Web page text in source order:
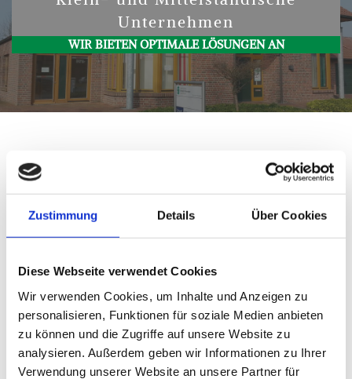
Zustimmung Details Über Cookies
Diese Webseite verwendet Cookies
Wir verwenden Cookies, um Inhalte und Anzeigen zu
personalisieren, Funktionen für soziale Medien anbieten
zu können und die Zugriffe auf unsere Website zu
analysieren. Außerdem geben wir Informationen zu Ihrer
Verwendung unserer Website an unsere Partner für
Unternehmen
WIR BIETEN OPTIMALE LÖSUNGEN AN
Steuerbüro Kerstin Nienaberin
Cloppenburg
Steuerkanzlei in Ihrer Nähe
In unserem Büro erwartet Sie kompetente Beratung für
individuelle Ansprüche in der Steuer- und
Unternehmensberatung.
Unsere Philosophie besteht darin, für jeden Mandanten